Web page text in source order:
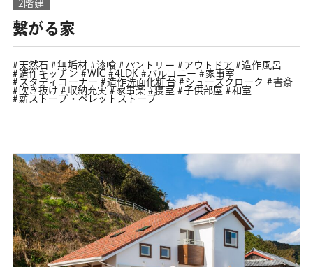
2階建
繋がる家
天然石 無垢材 漆喰 パントリー アウトドア
造作風呂
造作キッチン
WIC 4LDK バルコニー
家事室
スタディコーナー
造作洗面化粧台 シューズクローク
書斎
吹き抜け
収納充実 家事楽 寝室 子供部屋
和室
薪ストーブ・ペレットストーブ